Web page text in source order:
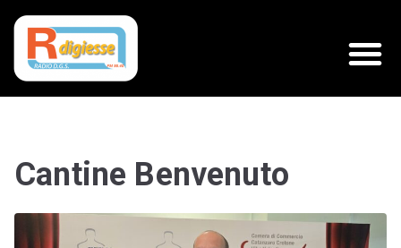
Cantine Benvenuto